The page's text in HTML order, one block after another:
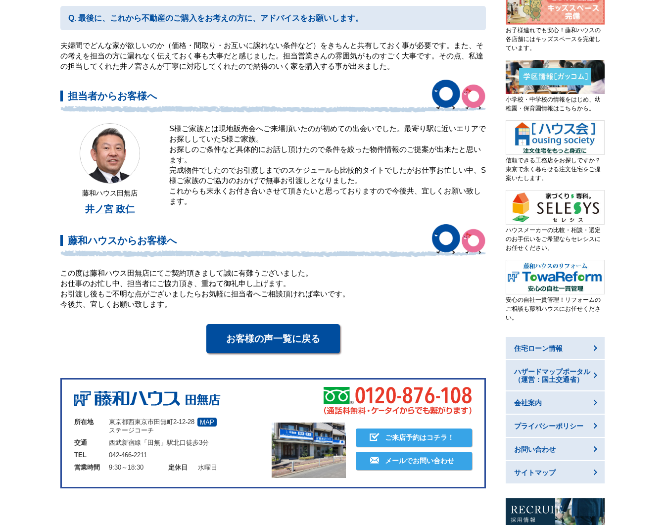
最後に、これから不動産のご購入をお考えの方に、アドバイスをお願いします。
夫婦間でどんな家が欲しいのか（価格・間取り・お互いに譲れない条件など）をきちんと共有しておく事が必要です。また、そ
の考えを担当の方に漏れなく伝えておく事も大事だと感じました。担当営業さんの雰囲気がものすごく大事です。その点、私達
の担当してくれた井ノ宮さんが丁寧に対応してくれたので納得のいく家を購入する事が出来ました。
担当者からお客様へ
藤和ハウス田無店
井ノ宮 政仁
S様ご家族とは現地販売会へご来場頂いたのが初めての出会いでした。最寄り駅に近いエリアで
お探ししていたS様ご家族。
お探しのご条件など具体的にお話し頂けたので条件を絞った物件情報のご提案が出来たと思い
ます。
完成物件でしたのでお引渡しまでのスケジュールも比較的タイトでしたがお仕事お忙しい中、S
様ご家族のご協力のおかげで無事お引渡しとなりました。
これからも末永くお付き合いさせて頂きたいと思っておりますので今後共、宜しくお願い致し
ます。
藤和ハウスからお客様へ
この度は藤和ハウス田無店にてご契約頂きまして誠に有難うございました。
お仕事のお忙し中、担当者にご協力頂き、重ねて御礼申し上げます。
お引渡し後もご不明な点がございましたらお気軽に担当者へご相談頂ければ幸いです。
今後共、宜しくお願い致します。
お客様の声一覧に戻る
所在地
東京都西東京市田無町2-12-28
ステージコーチ
MAP
交通
西武新宿線「田無」駅北口徒歩3分
TEL
042-466-2211
営業時間
9:30～18:30 定休日 水曜日
ご来店予約はコチラ！
メールでお問い合わせ
お子様連れでも安心！藤和ハウスの
各店舗にはキッズスペースを完備し
ています。
小学校・中学校の情報をはじめ、幼
稚園・保育園情報はこちらから。
信頼できる工務店をお探しですか？
東京で永く暮らせる注文住宅をご提
案いたします。
ハウスメーカーの比較・相談・選定
のお手伝いをご希望ならセレシスに
お任せください。
安心の自社一貫管理！リフォームの
ご相談も藤和ハウスにお任せくださ
い。
住宅ローン情報
ハザードマップポータル
（運営：国土交通省）
会社案内
プライバシーポリシー
お問い合わせ
サイトマップ